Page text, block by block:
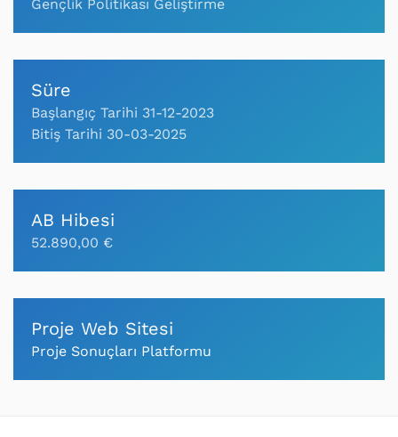
Gençlik Politikası Geliştirme
Süre
Başlangıç Tarihi 31-12-2023
Bitiş Tarihi 30-03-2025
AB Hibesi
52.890,00 €
Proje Web Sitesi
Proje Sonuçları Platformu